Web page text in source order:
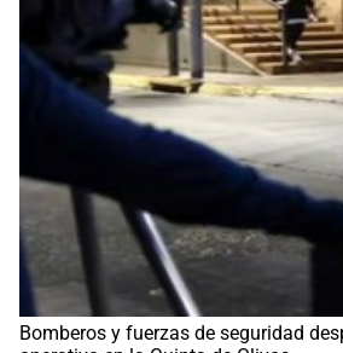
Bomberos y fuerzas de seguridad